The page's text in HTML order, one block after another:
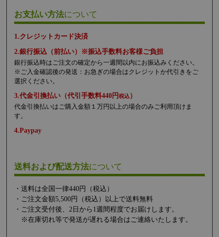
お支払い方法について
1.クレジットカード決済
2.銀行振込（前払い）※振込手数料お客様ご負担
銀行振込時はご注文の確定から一週間以内にお振込みください。
※ご入金確認後の発送：お急ぎの場合はクレジットか代引きをご
選択ください。
3.代金引換払い（代引手数料440円税込）
代金引換払いはご購入金額１万円以上の場合のみご利用頂けま
す。
4.Paypay
送料および配送方法について
・送料は全国一律440円（税込）
・ご注文金額5,500円（税込）以上で送料無料
・ご注文受付後、2日から1週間程度でお届けします。
※在庫切れ等で発送が遅れる場合はご連絡いたします。